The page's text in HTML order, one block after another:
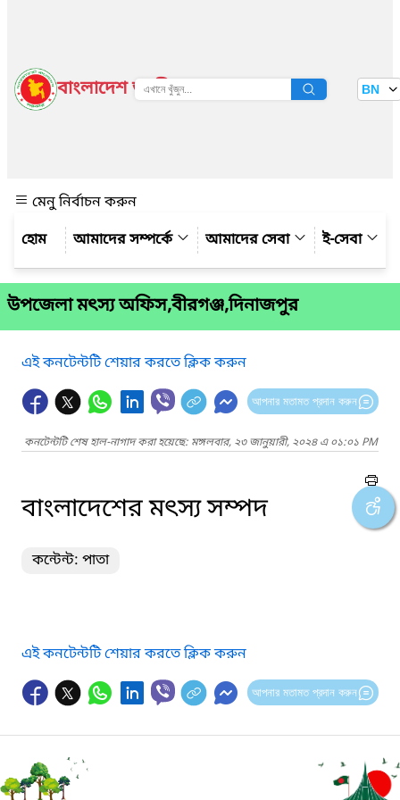
বাংলাদেশ জাতীয় তথ্য বাতায়ন BN
মেনু নির্বাচন করুন
আমাদের সম্পর্কে
আমাদের সেবা ই-সেবা
উপজেলা মৎস্য অফিস,বীরগঞ্জ,দিনাজপুর
এই কনটেন্টটি শেয়ার করতে ক্লিক করুন
আপনার মতামত প্রদান করুন
কনটেন্টটি শেষ হাল-নাগাদ করা হয়েছে: মঙ্গলবার, ২৩ জানুয়ারী, ২০২৪ এ ০১:০১ PM
বাংলাদেশের মৎস্য সম্পদ
কন্টেন্ট: পাতা
এই কনটেন্টটি শেয়ার করতে ক্লিক করুন
আপনার মতামত প্রদান করুন